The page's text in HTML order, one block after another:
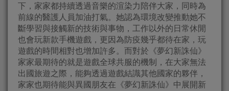
下，家家都持續透過音樂的渲染力陪伴大家，同時為
前線的醫護人員加油打氣。她認為環境改變推動她不
斷學習與接觸新的技術與事物，工作以外的日常休閒
也會玩新款手機遊戲，更因為防疫幾乎都待在家，玩
遊戲的時間相對也增加許多。而對於《夢幻新誅仙》
家家最期待的就是遊戲全球共服的機制，在大家無法
出國旅遊之際，能夠透過遊戲結識其他國家的夥伴，
家家也期待能與異國朋友在《夢幻新誅仙》中展開新